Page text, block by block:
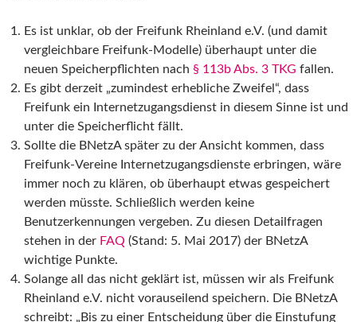
Es ist unklar, ob der Freifunk Rheinland e.V. (und damit
vergleichbare Freifunk-Modelle) überhaupt unter die
neuen Speicherpflichten nach § 113b Abs. 3 TKG fallen.
Es gibt derzeit „zumindest erhebliche Zweifel“, dass
Freifunk ein Internetzugangsdienst in diesem Sinne ist und
unter die Speicherflicht fällt.
Sollte die BNetzA später zu der Ansicht kommen, dass
Freifunk-Vereine Internetzugangsdienste erbringen, wäre
immer noch zu klären, ob überhaupt etwas gespeichert
werden müsste. Schließlich werden keine
Benutzerkennungen vergeben. Zu diesen Detailfragen
stehen in der FAQ (Stand: 5. Mai 2017) der BNetzA
wichtige Punkte.
Solange all das nicht geklärt ist, müssen wir als Freifunk
Rheinland e.V. nicht vorauseilend speichern. Die BNetzA
schreibt: „Bis zu einer Entscheidung über die Einstufung